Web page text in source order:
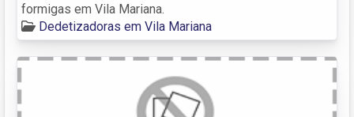
formigas em Vila Mariana.
Dedetizadoras em Vila Mariana